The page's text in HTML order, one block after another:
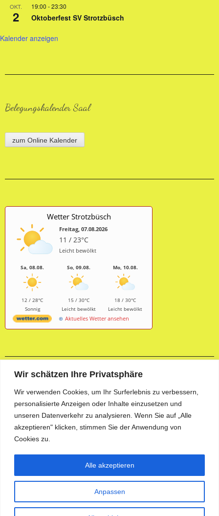
Wir schätzen Ihre Privatsphäre
Wir verwenden Cookies, um Ihr Surferlebnis zu verbessern,
personalisierte Anzeigen oder Inhalte einzusetzen und
unseren Datenverkehr zu analysieren. Wenn Sie auf „Alle
akzeptieren" klicken, stimmen Sie der Anwendung von
Cookies zu.
Anpassen
Alle akzeptieren
OKT.
2
19:00 -23:30
Oktoberfest SV Strotzbüsch
Kalender anzeigen
Belegungskalender Saal
zum Online Kalender
Wetter Strotzbüsch
Freitag, 07.08.2026
11 / 23°C
Leicht bewölkt
Sa, 08.08.
12 / 28°C
Sonnig
So, 09.08.
15 / 30°C
Leicht bewölkt
Mo, 10.08.
18 / 30°C
Leicht bewölkt
Aktuelles Wetter ansehen
Aktuelle Fotogalerie